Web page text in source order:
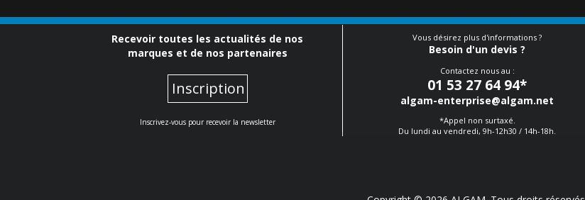
Recevoir toutes les actualités de nos
marques et de nos partenaires
Inscription
Inscrivez-vous pour recevoir la newsletter
Vous désirez plus d'informations ?
Besoin d'un devis ?
Contactez nous au :
01 53 27 64 94*
algam-enterprise@algam.net
*Appel non surtaxé.
Du lundi au vendredi, 9h-12h30 / 14h-18h.